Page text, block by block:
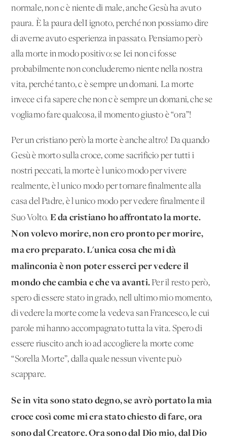
normale, non c'è niente di male, anche Gesù ha avuto
paura. È la paura delI'ignoto, perché non possiamo dire
di averne avuto esperienza in passato. Pensiamo però
alla morte in modo positivo: se Iei non ci fosse
probabilmente non concluderemo niente nella nostra
vita, perché tanto, c'è sempre un domani. La morte
invece ci fa sapere che non c'è sempre un domani, che se
vogliamo fare qualcosa, il momento giusto è “ora”!
Per un cristiano però la morte è anche altro! Da quando
Gesù è morto sulla croce, come sacrificio per tutti i
nostri peccati, la morte è l'unico modo per vivere
realmente, è l'unico modo per tornare finalmente alla
casa del Padre, è l'unico modo per vedere finalmente il
Suo Volto. E da cristiano ho affrontato la morte.
Non volevo morire, non ero pronto per morire,
ma ero preparato. L'unica cosa che mi dà
malinconia è non poter esserci per vedere il
mondo che cambia e che va avanti.Per il resto però,
spero di essere stato in grado, nell'ultimo mio momento,
di vedere la morte come la vedeva san Francesco, le cui
parole mi hanno accompagnato tutta la vita. Spero di
essere riuscito anch'io ad accogliere la morte come
“Sorella Morte”, dalla quale nessun vivente può
scappare.
Se in vita sono stato degno, se avrò portato la mia
croce così come mi era stato chiesto di fare, ora
sono dal Creatore. Ora sono dal Dio mio, dal Dio